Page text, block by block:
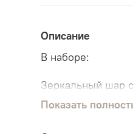
Описание
В наборе:
Зеркальный шар
Связка из 7
Показать